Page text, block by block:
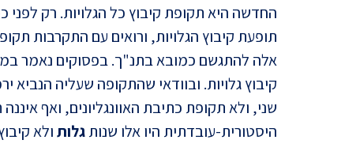
תופעת קיבוץ הגלויות, ורואים עם התקרבות
אלה להתגשם כמובא בתנ"ך. בפסוקים נאמר
קיבוץ גלויות. ובוודאי שהתקופה שעליה
שני, ולא תקופת כתיבת האוונגליונים, ואף
היסטורית-עובדתית היו אלו שנותגלותולא